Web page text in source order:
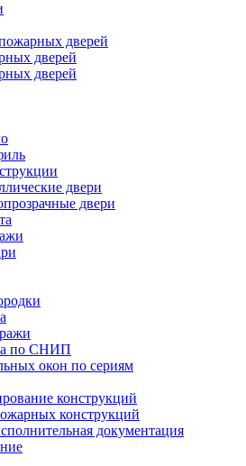
дверей
дверей
дверей
двери
двери
по СНИП
окон по сериям
конструкций
конструкций
документация